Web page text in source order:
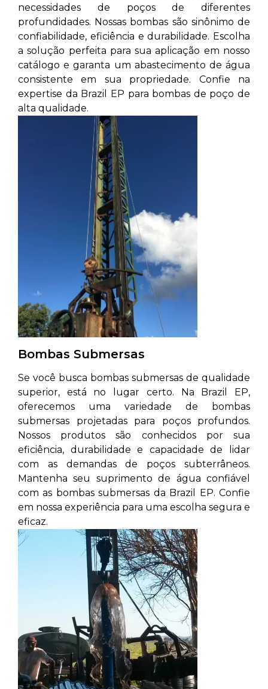
necessidades de poços de diferentes
profundidades. Nossas bombas são sinônimo de
confiabilidade, eficiência e durabilidade. Escolha
a solução perfeita para sua aplicação em nosso
catálogo e garanta um abastecimento de água
consistente em sua propriedade. Confie na
expertise da Brazil EP para bombas de poço de
alta qualidade.
Bombas Submersas
Se você busca bombas submersas de qualidade
superior, está no lugar certo. Na Brazil EP,
oferecemos uma variedade de bombas
submersas projetadas para poços profundos.
Nossos produtos são conhecidos por sua
eficiência, durabilidade e capacidade de lidar
com as demandas de poços subterrâneos.
Mantenha seu suprimento de água confiável
com as bombas submersas da Brazil EP. Confie
em nossa experiência para uma escolha segura e
eficaz.